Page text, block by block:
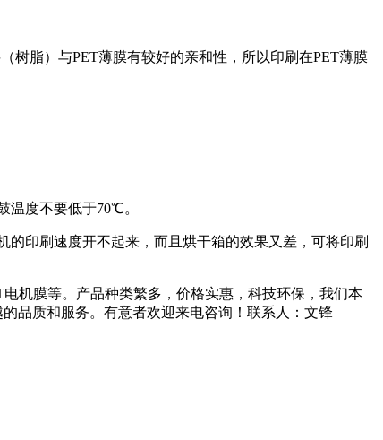
树脂）与PET薄膜有较好的亲和性，所以印刷在PET薄膜
温度不要低于70℃。
印刷速度开不起来，而且烘干箱的效果又差，可将印刷
机膜等。产品种类繁多，价格实惠，科技环保，我们本
品质和服务。有意者欢迎来电咨询！联系人：文锋